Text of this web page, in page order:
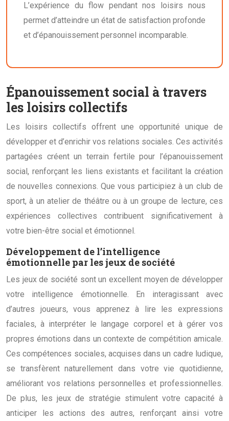
L’expérience du flow pendant nos loisirs nous
permet d’atteindre un état de satisfaction profonde
et d’épanouissement personnel incomparable.
Épanouissement social à travers
les loisirs collectifs
Les loisirs collectifs offrent une opportunité unique de
développer et d’enrichir vos relations sociales. Ces activités
partagées créent un terrain fertile pour l’épanouissement
social, renforçant les liens existants et facilitant la création
de nouvelles connexions. Que vous participiez à un club de
sport, à un atelier de théâtre ou à un groupe de lecture, ces
expériences collectives contribuent significativement à
votre bien-être social et émotionnel.
Développement de l’intelligence
émotionnelle par les jeux de société
Les jeux de société sont un excellent moyen de développer
votre intelligence émotionnelle. En interagissant avec
d’autres joueurs, vous apprenez à lire les expressions
faciales, à interpréter le langage corporel et à gérer vos
propres émotions dans un contexte de compétition amicale.
Ces compétences sociales, acquises dans un cadre ludique,
se transfèrent naturellement dans votre vie quotidienne,
améliorant vos relations personnelles et professionnelles.
De plus, les jeux de stratégie stimulent votre capacité à
anticiper les actions des autres, renforçant ainsi votre